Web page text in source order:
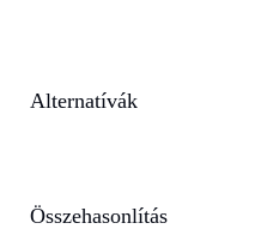
Alternatívák
Összehasonlítás